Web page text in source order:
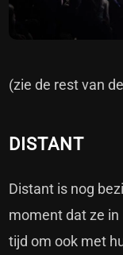
(zie de rest van
DISTANT
Distant is nog
moment dat ze
tijd om ook met